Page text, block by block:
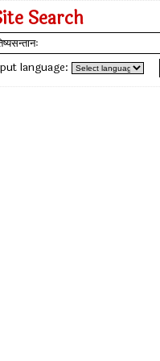
Search
language: